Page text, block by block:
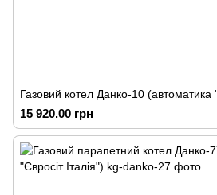
Газовий котел Данко-10 (автоматика
15 920.00 грн